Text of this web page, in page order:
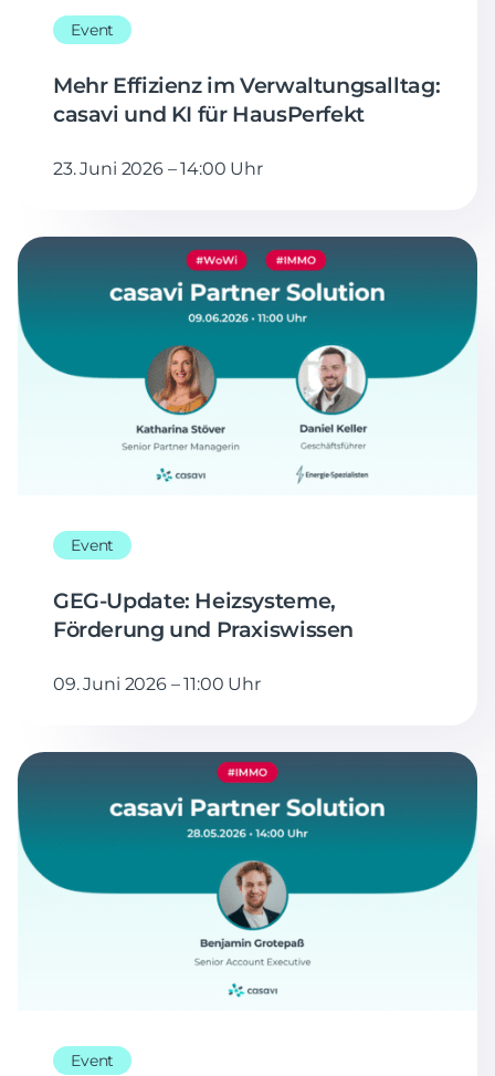
Event
Mehr Effizienz im Verwaltungsalltag:
casavi und KI für HausPerfekt
23. Juni 2026 – 14:00 Uhr
Event
GEG-Update: Heizsysteme,
Förderung und Praxiswissen
09. Juni 2026 – 11:00 Uhr
Event